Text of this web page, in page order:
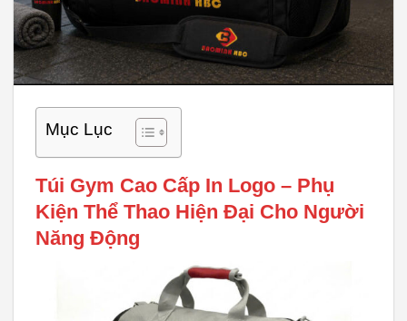
Mục Lục
Túi Gym Cao Cấp In Logo – Phụ
Kiện Thể Thao Hiện Đại Cho Người
Năng Động